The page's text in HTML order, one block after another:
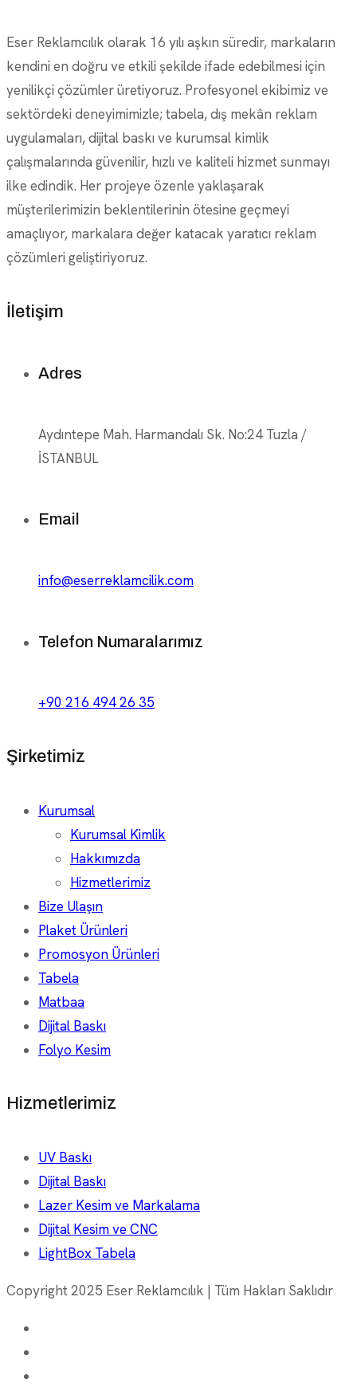
Eser Reklamcılık olarak 16 yılı aşkın süredir, markaların
kendini en doğru ve etkili şekilde ifade edebilmesi için
yenilikçi çözümler üretiyoruz. Profesyonel ekibimiz ve
sektördeki deneyimimizle; tabela, dış mekân reklam
uygulamaları, dijital baskı ve kurumsal kimlik
çalışmalarında güvenilir, hızlı ve kaliteli hizmet sunmayı
ilke edindik. Her projeye özenle yaklaşarak
müşterilerimizin beklentilerinin ötesine geçmeyi
amaçlıyor, markalara değer katacak yaratıcı reklam
çözümleri geliştiriyoruz.
İletişim
Adres
Aydıntepe Mah. Harmandalı Sk. No:24 Tuzla /
İSTANBUL
Email
info@eserreklamcilik.com
Telefon Numaralarımız
+90 216 494 26 35
Şirketimiz
Kurumsal
Kurumsal Kimlik
Hakkımızda
Hizmetlerimiz
Bize Ulaşın
Plaket Ürünleri
Promosyon Ürünleri
Tabela
Matbaa
Dijital Baskı
Folyo Kesim
Hizmetlerimiz
UV Baskı
Dijital Baskı
Lazer Kesim ve Markalama
Dijital Kesim ve CNC
LightBox Tabela
Copyright 2025 Eser Reklamcılık | Tüm Hakları Saklıdır